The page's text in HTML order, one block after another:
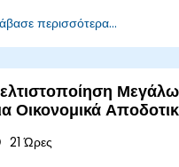
καθοδήγηση των διαδικασιών
μάθησης.
Εκλεπτύνουν μεγάλα
χρησιμοποιώντας τεχνικές
ευθυγραμμίζουν τα
ανθρώπινες προτιμήσεις.
Εφαρμόζουν βέλτιστες
περισσότερα...
Οικονομικά
21 Ώρες